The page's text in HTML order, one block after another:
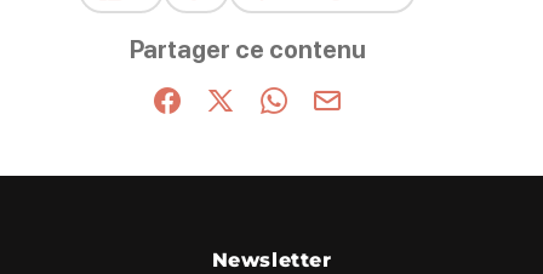
Partager ce contenu
Partager sur Facebook (nouvelle fenêtre)
Partager sur X / Twitter (nouvelle
Partager sur WhatsApp
Partager par mail
Newsletter